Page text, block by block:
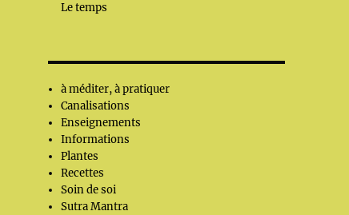
Le temps
à méditer, à pratiquer
Canalisations
Enseignements
Informations
Plantes
Recettes
Soin de soi
Sutra Mantra